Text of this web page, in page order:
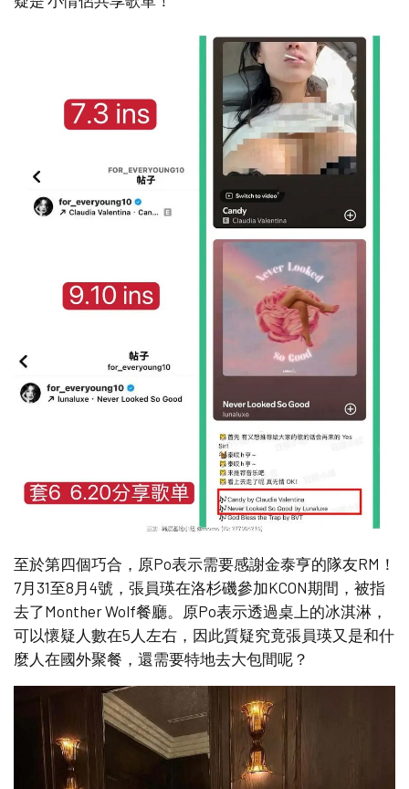
至於第四個巧合，原Po表示需要感謝金泰亨的隊友RM！
7月31至8月4號，張員瑛在洛杉磯參加KCON期間，被指
去了Monther Wolf餐廳。原Po表示透過桌上的冰淇淋，
可以懷疑人數在5人左右，因此質疑究竟張員瑛又是和什
麼人在國外聚餐，還需要特地去大包間呢？